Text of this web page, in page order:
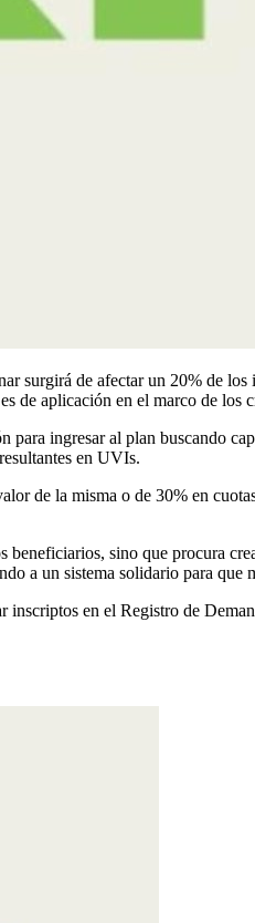
surgirá de afectar un 20% de
de aplicación en el marco de
ingresar al plan buscando
en UVIs.
de la misma o de 30% en
sino que procura
a un sistema solidario para que
en el Registro de